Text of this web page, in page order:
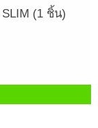
(1 ชิ้น)